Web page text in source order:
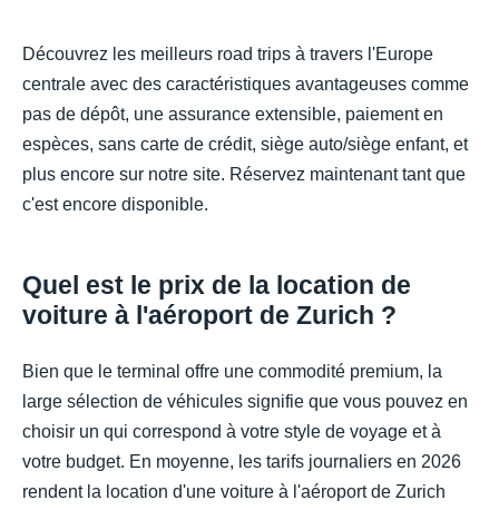
Découvrez les meilleurs road trips à travers l'Europe
centrale avec des caractéristiques avantageuses comme
pas de dépôt, une assurance extensible, paiement en
espèces, sans carte de crédit, siège auto/siège enfant, et
plus encore sur notre site. Réservez maintenant tant que
c'est encore disponible.
Quel est le prix de la location de
voiture à l'aéroport de Zurich ?
Bien que le terminal offre une commodité premium, la
large sélection de véhicules signifie que vous pouvez en
choisir un qui correspond à votre style de voyage et à
votre budget. En moyenne, les tarifs journaliers en 2026
rendent la location d'une voiture à l'aéroport de Zurich